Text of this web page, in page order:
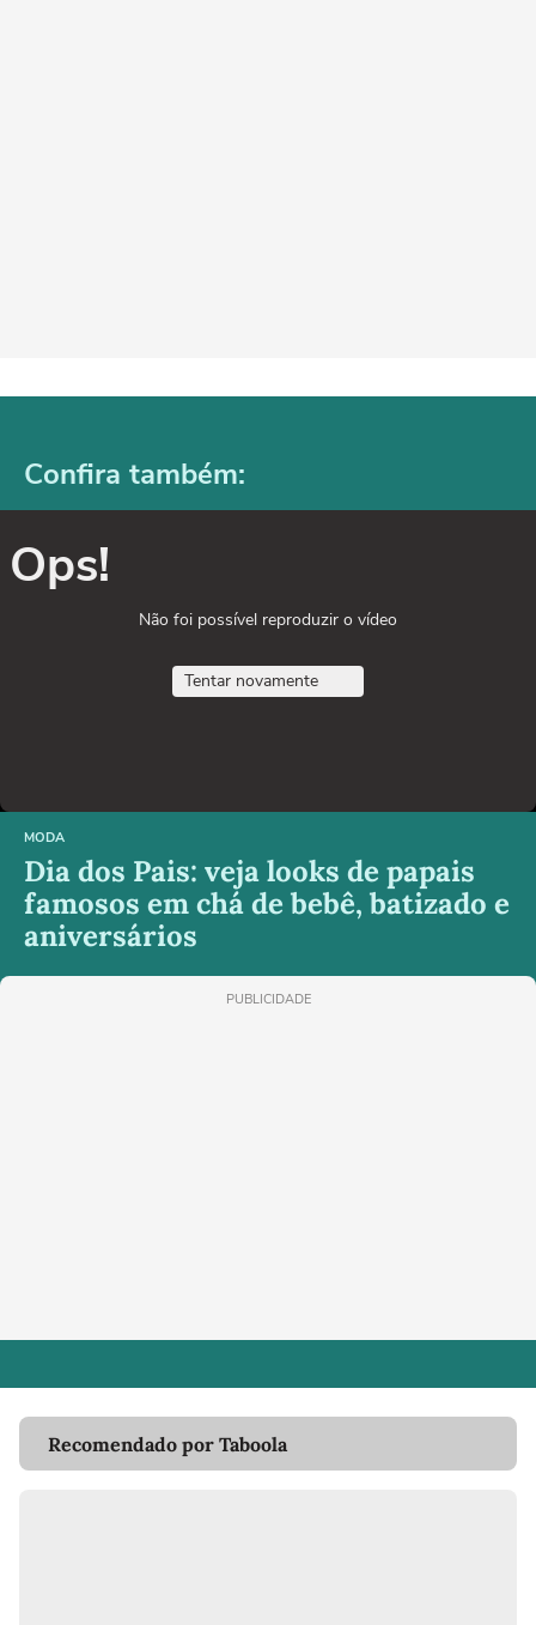
Confira também:
Ops!
Não foi possível reproduzir o vídeo
Tentar novamente
MODA
Dia dos Pais: veja looks de papais
famosos em chá de bebê, batizado e
aniversários
PUBLICIDADE
Recomendado por Taboola